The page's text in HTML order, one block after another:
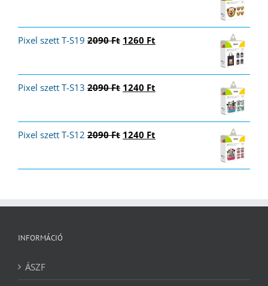
Pixel szett T-S19 2090Ft Original
1260 Ft
Pixel szett T-S13 2090Ft Original
1240 Ft
Pixel szett T-S12 2090Ft Original
1240 Ft
INFORMÁCIÓ
ÁSZF